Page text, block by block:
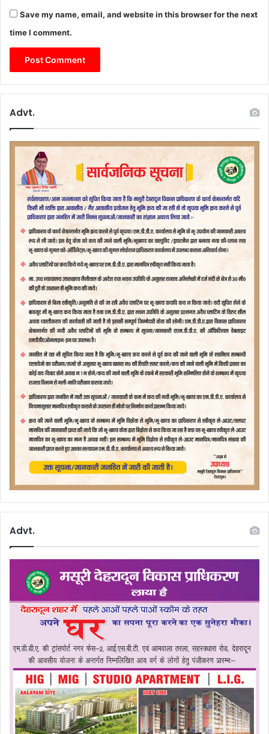
Save my name, email, and website in this browser for the next
time I comment.
Advt.
Advt.